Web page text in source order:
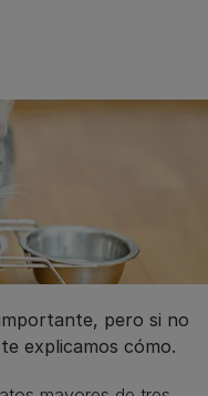
pero si no
explicamos cómo.